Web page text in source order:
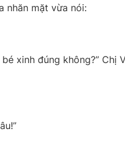
nhăn mặt vừa nói:
xinh đúng không?” Chị